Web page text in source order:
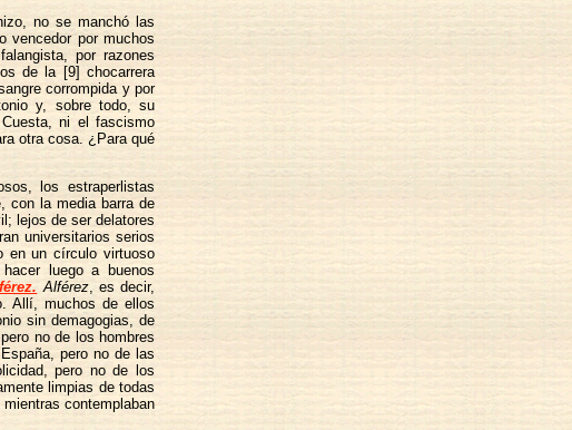
no se manchó las
vencedor por muchos
por razones
de la [9] chocarrera
corrompida y por
y, sobre todo, su
ni el fascismo
otra cosa. ¿Para qué
los estraperlistas
con la media barra de
lejos de ser delatores
universitarios serios
en un círculo virtuoso
luego a buenos
Alférez, es decir,
Allí, muchos de ellos
sin demagogias, de
no de los hombres
pero no de las
pero no de los
limpias de todas
contemplaban